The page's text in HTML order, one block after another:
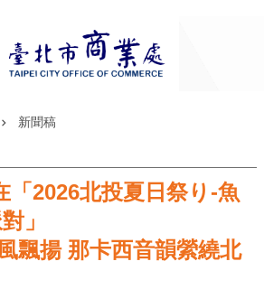
新聞稿
「2026北投夏日祭り-魚
」
飄揚 那卡西音韻縈繞北